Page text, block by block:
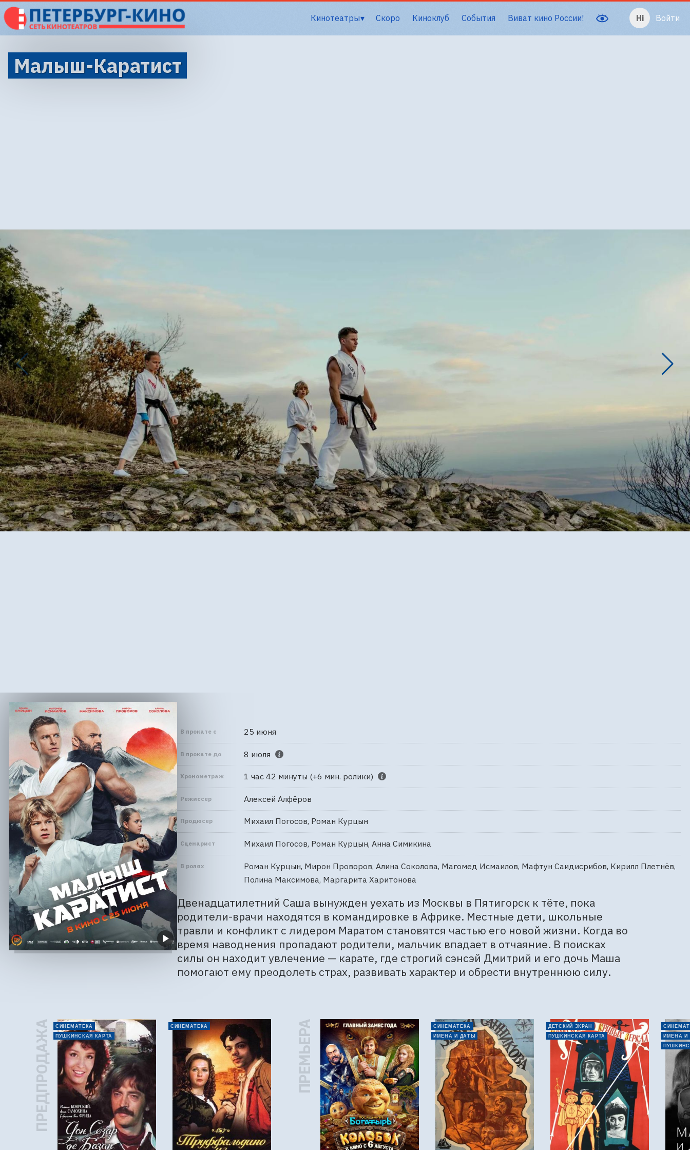
Кинотеатры Скоро Киноклуб События Виват кино России! Войти
Малыш-Каратист
В прокате с 25 июня
В прокате до 8 июля
Хронометраж 1 час 42 минуты (+6 мин. ролики)
Режиссер Алексей Алфёров
Продюсер Михаил Погосов, Роман Курцын
Сценарист Михаил Погосов, Роман Курцын, Анна Симикина
В ролях
Роман Курцын, Мирон Проворов, Алина Соколова, Магомед Исмаилов, Мафтун Саидисрибов, Кирилл Плетнёв,
Полина Максимова, Маргарита Харитонова
Двенадцатилетний Саша вынужден уехать из Москвы в Пятигорск к тёте, пока
родители-врачи находятся в командировке в Африке. Местные дети, школьные
травли и конфликт с лидером Маратом становятся частью его новой жизни. Когда во
время наводнения пропадают родители, мальчик впадает в отчаяние. В поисках
силы он находит увлечение — карате, где строгий сэнсэй Дмитрий и его дочь Маша
помогают ему преодолеть страх, развивать характер и обрести внутреннюю силу.
ПРЕДПРОДАЖА
СИНЕМАТЕКА
ПУШКИНСКАЯ КАРТА
СИНЕМАТЕКА ПРЕМЬЕРА
СИНЕМАТЕКА
ИМЕНА И ДАТЫ
ДЕТСКИЙ ЭКРАН
ПУШКИНСКАЯ КАРТА
ИМЕНА И